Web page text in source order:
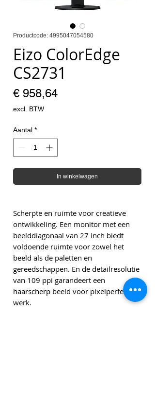
Productcode: 4995047054580
Eizo ColorEdge
CS2731
€ 958,64Prijs
excl. BTW
Aantal *
In winkelwagen
Scherpte en ruimte voor creatieve
ontwikkeling. Een monitor met een
beelddiagonaal van 27 inch biedt
voldoende ruimte voor zowel het
beeld als de paletten en
gereedschappen. En de detailresolutie
van 109 ppi garandeert een
haarscherp beeld voor pixelperfect
werk.